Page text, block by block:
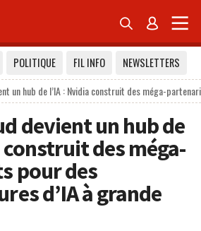
 
POLITIQUE FIL INFO
NEWSLETTERS
un hub de l’IA : Nvidia construit des méga-
devient un hub de
construit des méga-
pour des
d’IA à grande